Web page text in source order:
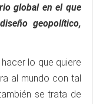
global en el que
geopolítico,
lo que quiere
al mundo con tal
se trata de